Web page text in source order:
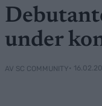
under
AV SC COMMUNITY•